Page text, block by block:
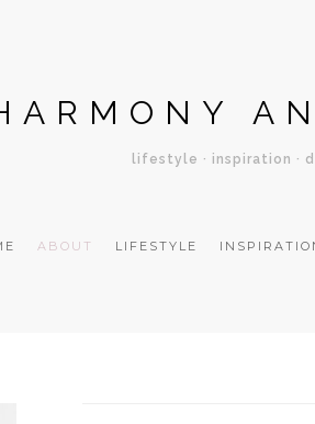
lifestyle · inspiration ·
ABOUT LIFESTYLE